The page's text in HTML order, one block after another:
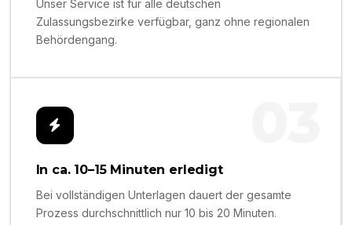
Unser Service ist für alle deutschen
Zulassungsbezirke verfügbar, ganz ohne regionalen
Behördengang.
In ca. 10–15 Minuten erledigt
Bei vollständigen Unterlagen dauert der gesamte
Prozess durchschnittlich nur 10 bis 20 Minuten.